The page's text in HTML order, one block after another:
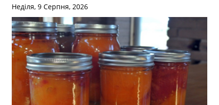
Неділя, 9 Серпня, 2026